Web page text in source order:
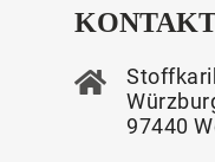
97440